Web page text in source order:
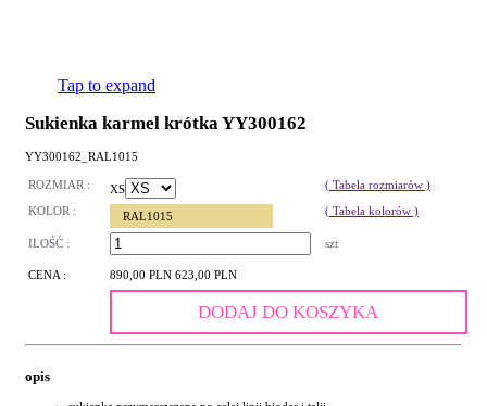
Tap to expand
Sukienka karmel krótka YY300162
YY300162_RAL1015
ROZMIAR : XS
( Tabela rozmiarów )
KOLOR :
RAL1015 ( Tabela kolorów )
ILOŚĆ : szt
CENA : 890,00 PLN 623,00 PLN
DODAJ DO KOSZYKA
opis